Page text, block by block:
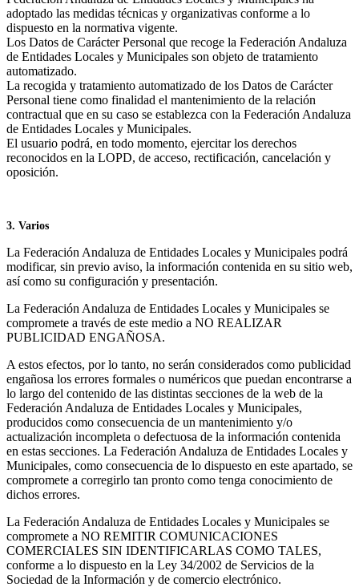
adoptado las medidas técnicas y organizativas conforme a lo
dispuesto en la normativa vigente.
Los Datos de Carácter Personal que recoge la Federación Andaluza
de Entidades Locales y Municipales son objeto de tratamiento
automatizado.
La recogida y tratamiento automatizado de los Datos de Carácter
Personal tiene como finalidad el mantenimiento de la relación
contractual que en su caso se establezca con la Federación Andaluza
de Entidades Locales y Municipales.
El usuario podrá, en todo momento, ejercitar los derechos
reconocidos en la LOPD, de acceso, rectificación, cancelación y
oposición.
3. Varios
La Federación Andaluza de Entidades Locales y Municipales podrá
modificar, sin previo aviso, la información contenida en su sitio web,
así como su configuración y presentación.
La Federación Andaluza de Entidades Locales y Municipales se
compromete a través de este medio a NO REALIZAR
PUBLICIDAD ENGAÑOSA.
A estos efectos, por lo tanto, no serán considerados como publicidad
engañosa los errores formales o numéricos que puedan encontrarse a
lo largo del contenido de las distintas secciones de la web de la
Federación Andaluza de Entidades Locales y Municipales,
producidos como consecuencia de un mantenimiento y/o
actualización incompleta o defectuosa de la información contenida
en estas secciones. La Federación Andaluza de Entidades Locales y
Municipales, como consecuencia de lo dispuesto en este apartado, se
compromete a corregirlo tan pronto como tenga conocimiento de
dichos errores.
La Federación Andaluza de Entidades Locales y Municipales se
compromete a NO REMITIR COMUNICACIONES
COMERCIALES SIN IDENTIFICARLAS COMO TALES,
conforme a lo dispuesto en la Ley 34/2002 de Servicios de la
Sociedad de la Información y de comercio electrónico.